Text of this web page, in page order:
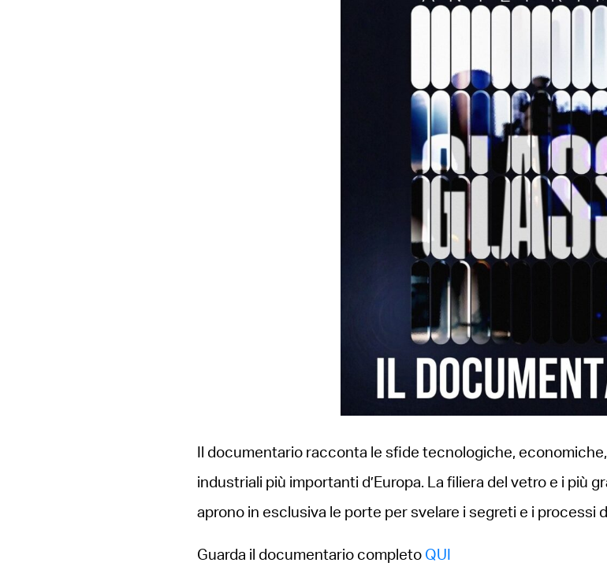
Il documentario racconta le sfide tecnologiche,
industriali più importanti d’Europa. La filiera del vetro e i più
aprono in esclusiva le porte per svelare i segreti e i processi
Guarda il documentario completo QUI